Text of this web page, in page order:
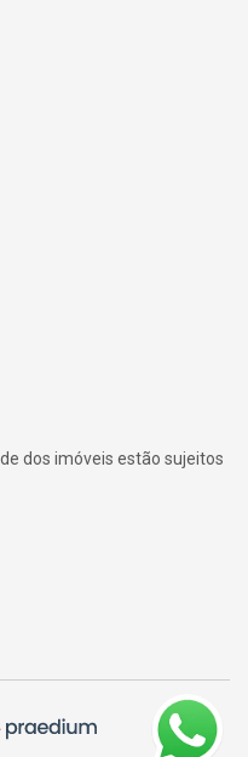
dos imóveis estão sujeitos